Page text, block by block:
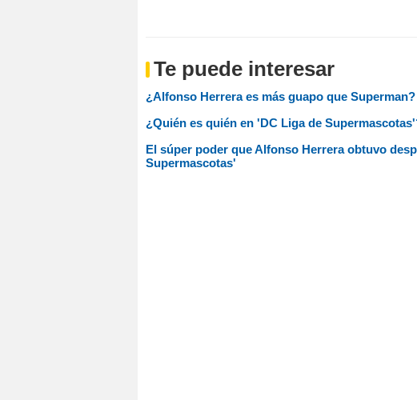
Te puede interesar
¿Alfonso Herrera es más guapo que
¿Quién es quién en 'DC Liga de
El súper poder que Alfonso Herrera obtuvo
Supermascotas'